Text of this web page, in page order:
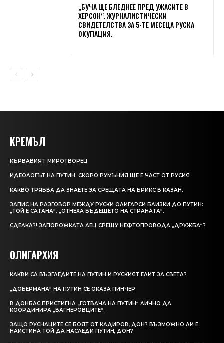
„БУЧА ЩЕ БЛЕДНЕЕ ПРЕД УЖАСИТЕ В
ХЕРСОН“. ЖУРНАЛИСТИЧЕСКИ
СВИДЕТЕЛСТВА ЗА 5-ТЕ МЕСЕЦА РУСКА
ОКУПАЦИЯ.
КРЕМЪЛ
КЪРВАВИЯT МИРОТВОРЕЦ
ИДЕОЛОГЪТ НА ПУТИН: СКОРО РУМЪНИЯ ЩЕ Е ЧАСТ ОТ РУСИЯ
КАКВО ТРЯБВА ДА ЗНАЕТЕ ЗА СРЕЩАТА НА БРИКС В КАЗАН.
ЗАПИС НА РАЗГОВОР МЕЖДУ РУСКИ ОЛИГАРСИ БЛИЗКИ ДО ПУТИН:
„ТОЙ Е САТАНА“. „ОТНЕХА БЪДЕЩЕТО НА СТРАНАТА“.
СДЕЛКА?! ЗАПОРОЖКАТА АЕЦ СРЕЩУ НЕФТОПРОВОДА „ДРУЖБА“?
ОЛИГАРХИЯ
КАКВИ СА ВЪЗГЛЕДИТЕ НА ПУТИН И РУСКИЯТ ЕЛИТ ЗА СВЕТА?
„ДОБЕРМАНА“ НА ПУТИН СЕ ОКАЗА ПИНЧЕР
В ДОНБАС ПРИСТИГНА „ГОТВАЧА НА ПУТИН“ ЛИЧНО ДА
КООРДИНИРА „ВАГНЕРОВЦИТЕ“.
ЗАЩО РУСНАЦИТЕ СЕ БОЯТ ОТ КАДИРОВ, ДОН? ВЪЗМОЖНО ЛИ Е
НАИСТИНА ТОЙ ДА НАСЛЕДИ ПУТИН, ДОН?